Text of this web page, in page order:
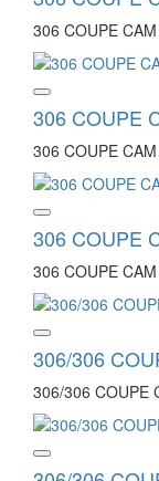
306 COUPE
306 COUPE
306 COUPE
306 COUPE
306 COUPE
306/306
306/306 COUPE